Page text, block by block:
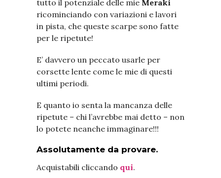
tutto il potenziale delle mie Meraki
ricominciando con variazioni e lavori
in pista, che queste scarpe sono fatte
per le ripetute!
E’ davvero un peccato usarle per
corsette lente come le mie di questi
ultimi periodi.
E quanto io senta la mancanza delle
ripetute – chi l’avrebbe mai detto – non
lo potete neanche immaginare!!!
Assolutamente da provare.
Acquistabili cliccando qui.